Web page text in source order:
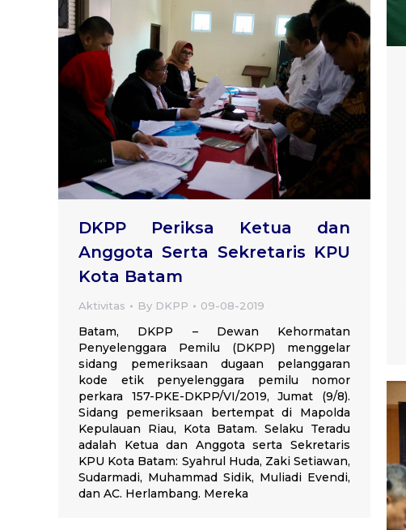
DKPP Periksa Ketua dan
Anggota Serta Sekretaris KPU
Kota Batam
Aktivitas By DKPP 09-08-2019
Batam, DKPP – Dewan Kehormatan
Penyelenggara Pemilu (DKPP) menggelar
sidang pemeriksaan dugaan pelanggaran
kode etik penyelenggara pemilu nomor
perkara 157-PKE-DKPP/VI/2019, Jumat (9/8).
Sidang pemeriksaan bertempat di Mapolda
Kepulauan Riau, Kota Batam. Selaku Teradu
adalah Ketua dan Anggota serta Sekretaris
KPU Kota Batam: Syahrul Huda, Zaki Setiawan,
Sudarmadi, Muhammad Sidik, Muliadi Evendi,
dan AC. Herlambang. Mereka